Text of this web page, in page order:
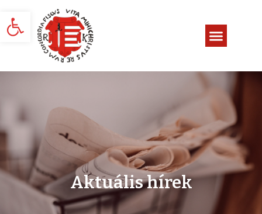
Eszköztár megnyitása
Aktuális hírek